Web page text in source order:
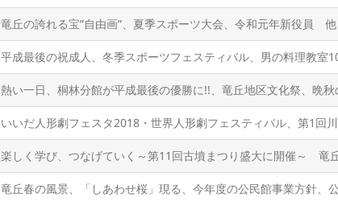
竜丘の誇れる宝”自由画”、夏季スポーツ大会、令和元年新役員 他
平成最後の祝成人、冬季スポーツフェスティバル、男の料理教
熱い一日、桐林分館が平成最後の優勝に!!、竜丘地区文化祭、晩
いいだ人形劇フェスタ2018・世界人形劇フェスティバル、第1回
楽しく学び、つなげていく～第11回古墳まつり盛大に開催～
竜丘春の風景、「しあわせ桜」現る、今年度の公民館事業方針